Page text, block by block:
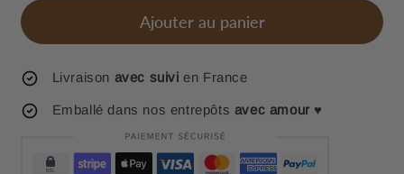
Ajouter au panier
Livraison avec suivi en France
Emballé dans nos entrepôts avec amour ♥